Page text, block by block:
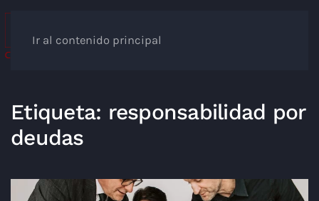
Ir al contenido principal
Etiqueta: responsabilidad por
deudas